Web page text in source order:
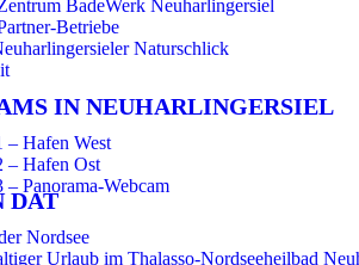
BadeWerk Neuharlingersiel
Betriebe
Naturschlick
IN NEUHARLINGERSIEL
– Hafen West
– Hafen Ost
– Panorama-Webcam
DAT
Nordsee
Urlaub im Thalasso-Nordseeheilbad